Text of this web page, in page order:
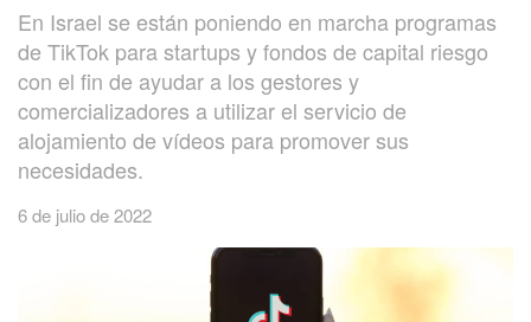
En Israel se están poniendo en marcha programas
de TikTok para startups y fondos de capital riesgo
con el fin de ayudar a los gestores y
comercializadores a utilizar el servicio de
alojamiento de vídeos para promover sus
necesidades.
6 de julio de 2022